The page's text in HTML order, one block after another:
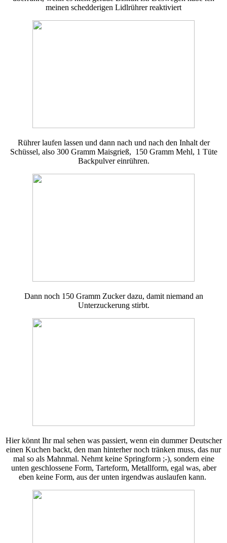
meinen schedderigen Lidlrührer reaktiviert
Rührer laufen lassen und dann nach und nach den Inhalt der
Schüssel, also 300 Gramm Maisgrieß, 150 Gramm Mehl, 1 Tüte
Backpulver einrühren.
Dann noch 150 Gramm Zucker dazu, damit niemand an
Unterzuckerung stirbt.
Hier könnt Ihr mal sehen was passiert, wenn ein dummer Deutscher
einen Kuchen backt, den man hinterher noch tränken muss, das nur
mal so als Mahnmal. Nehmt keine Springform ;-), sondern eine
unten geschlossene Form, Tarteform, Metallform, egal was, aber
eben keine Form, aus der unten irgendwas auslaufen kann.